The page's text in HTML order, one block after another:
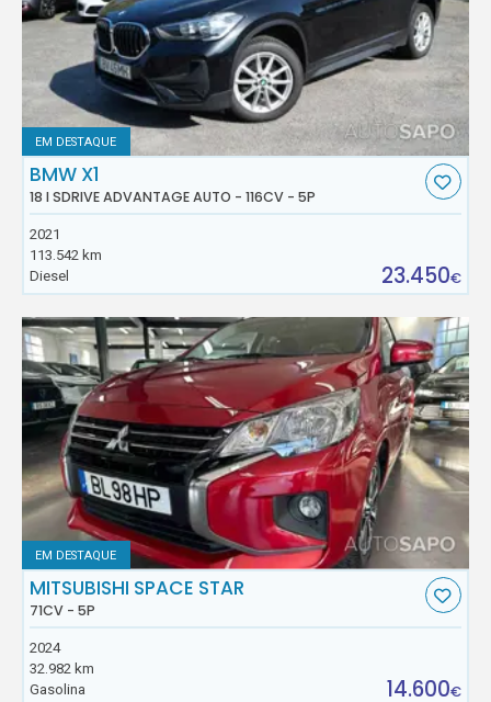
EM DESTAQUE
BMW X1
18 I SDRIVE ADVANTAGE AUTO - 116CV - 5P
2021
113.542 km
Diesel
23.450€
EM DESTAQUE
MITSUBISHI SPACE STAR
71CV - 5P
2024
32.982 km
Gasolina
14.600€